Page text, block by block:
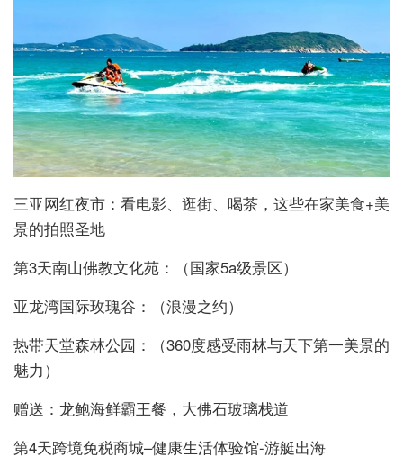
三亚网红夜市：看电影、逛街、喝茶，这些在家美食+美
景的拍照圣地
第3天南山佛教文化苑：（国家5a级景区）
亚龙湾国际玫瑰谷：（浪漫之约）
热带天堂森林公园：（360度感受雨林与天下第一美景的
魅力）
赠送：龙鲍海鲜霸王餐，大佛石玻璃栈道
第4天跨境免税商城–健康生活体验馆-游艇出海